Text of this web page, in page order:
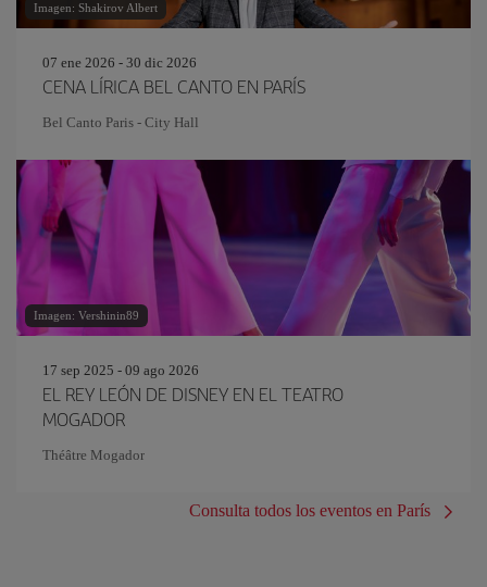
Imagen: Shakirov Albert
07 ene 2026 - 30 dic 2026
CENA LÍRICA BEL CANTO EN PARÍS
Bel Canto Paris - City Hall
Imagen: Vershinin89
17 sep 2025 - 09 ago 2026
EL REY LEÓN DE DISNEY EN EL TEATRO
MOGADOR
Théâtre Mogador
Consulta todos los eventos en París